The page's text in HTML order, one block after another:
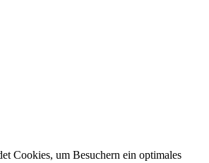
Cookies, um Besuchern ein optimales